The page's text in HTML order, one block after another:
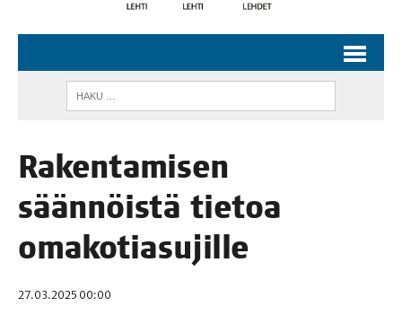
Raken­ta­mi­sen
sään­nöis­tä tie­toa
omakotiasujille
27.03.2025 00:00